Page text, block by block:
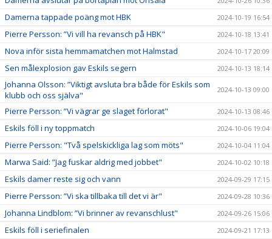
Damerna tappade poäng mot HBK 2024-10-19 16:54
Pierre Persson: ”Vi vill ha revansch på HBK" 2024-10-18 13:41
Nova inför sista hemmamatchen mot Halmstad 2024-10-17 20:09
Sen målexplosion gav Eskils segern 2024-10-13 18:14
Johanna Olsson: ”Viktigt avsluta bra både för Eskils som
klubb och oss själva"
2024-10-13 09:00
Pierre Persson: ”Vi vägrar ge slaget förlorat" 2024-10-13 08:46
Eskils föll i ny toppmatch 2024-10-06 19:04
Pierre Persson: "Två spelskickliga lag som möts" 2024-10-04 11:04
Marwa Said: ”Jag fuskar aldrig med jobbet" 2024-10-02 10:18
Eskils damer reste sig och vann 2024-09-29 17:15
Pierre Persson: ”Vi ska tillbaka till det vi är" 2024-09-28 10:36
Johanna Lindblom: ”Vi brinner av revanschlust" 2024-09-26 15:06
Eskils föll i seriefinalen 2024-09-21 17:13